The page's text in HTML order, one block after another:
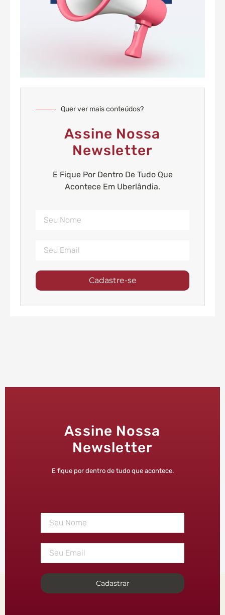
Quer ver mais conteúdos?
Assine Nossa
Newsletter
E Fique Por Dentro De Tudo Que
Acontece Em Uberlândia.
Cadastre-se
Assine Nossa
Newsletter
E fique por dentro de tudo que acontece.
Cadastrar